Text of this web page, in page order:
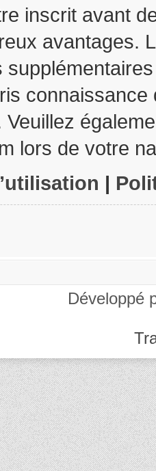
inscrit avant
avantages.
Veuillez
lors de votre
|
Développé